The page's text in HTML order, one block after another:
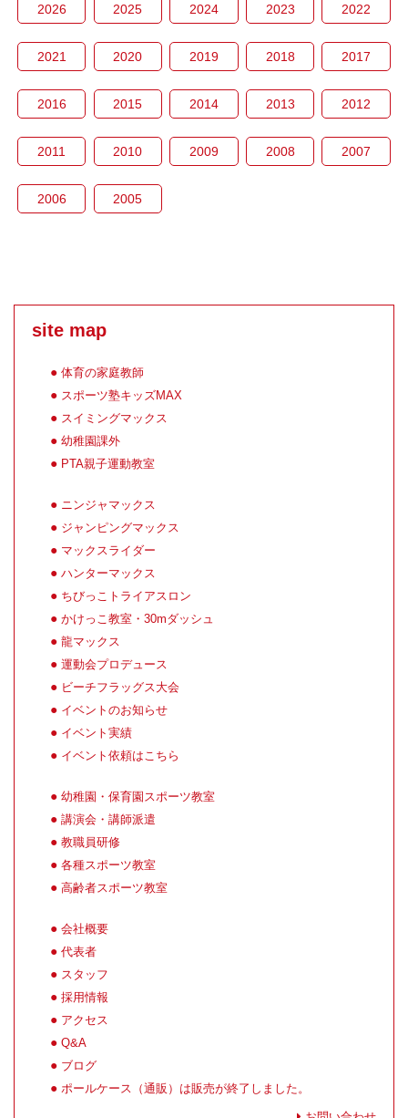
2026 2025 2024 2023 2022
2021 2020 2019 2018 2017
2016 2015 2014 2013 2012
2011 2010 2009 2008 2007
2006 2005
site map
体育の家庭教師
スポーツ塾キッズMAX
スイミングマックス
幼稚園課外
PTA親子運動教室
ニンジャマックス
ジャンピングマックス
マックスライダー
ハンターマックス
ちびっこトライアスロン
かけっこ教室・30mダッシュ
龍マックス
運動会プロデュース
ビーチフラッグス大会
イベントのお知らせ
イベント実績
イベント依頼はこちら
幼稚園・保育園スポーツ教室
講演会・講師派遣
教職員研修
各種スポーツ教室
高齢者スポーツ教室
会社概要
代表者
スタッフ
採用情報
アクセス
Q&A
ブログ
ポールケース（通販）は販売が終了しました。